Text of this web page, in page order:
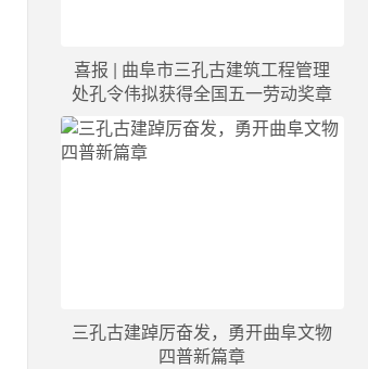
喜报 | 曲阜市三孔古建筑工程管理
处孔令伟拟获得全国五一劳动奖章
三孔古建踔厉奋发，勇开曲阜文物
四普新篇章